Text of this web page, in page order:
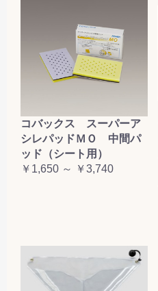
コバックス スーパーア
シレパッドＭＯ 中間パ
ッド（シート用）
￥1,650 ～ ￥3,740